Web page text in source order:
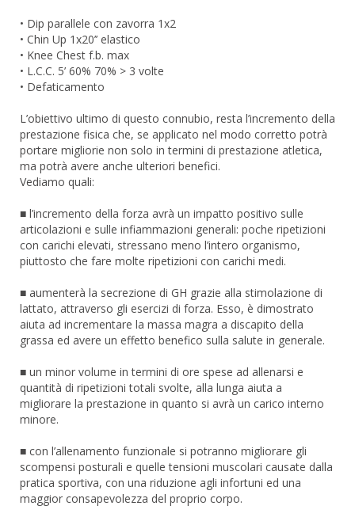
• Dip parallele con zavorra 1x2
• Chin Up 1x20’’ elastico
• Knee Chest f.b. max
• L.C.C. 5’ 60% 70% > 3 volte
• Defaticamento
L’obiettivo ultimo di questo connubio, resta l’incremento della
prestazione fisica che, se applicato nel modo corretto potrà
portare migliorie non solo in termini di prestazione atletica,
ma potrà avere anche ulteriori benefici.
Vediamo quali:
■ l’incremento della forza avrà un impatto positivo sulle
articolazioni e sulle infiammazioni generali: poche ripetizioni
con carichi elevati, stressano meno l’intero organismo,
piuttosto che fare molte ripetizioni con carichi medi.
■ aumenterà la secrezione di GH grazie alla stimolazione di
lattato, attraverso gli esercizi di forza. Esso, è dimostrato
aiuta ad incrementare la massa magra a discapito della
grassa ed avere un effetto benefico sulla salute in generale.
■ un minor volume in termini di ore spese ad allenarsi e
quantità di ripetizioni totali svolte, alla lunga aiuta a
migliorare la prestazione in quanto si avrà un carico interno
minore.
■ con l’allenamento funzionale si potranno migliorare gli
scompensi posturali e quelle tensioni muscolari causate dalla
pratica sportiva, con una riduzione agli infortuni ed una
maggior consapevolezza del proprio corpo.